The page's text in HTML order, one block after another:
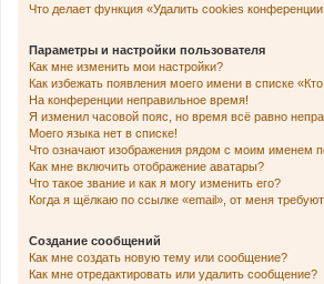
Что делает функция «Удалить cookies
Параметры и настройки пользователя
Как мне изменить мои настройки?
Как избежать появления моего имени в списке
На конференции неправильное время!
Я изменил часовой пояс, но время всё равно
Моего языка нет в списке!
Что означают изображения рядом с моим именем
Как мне включить отображение аватары?
Что такое звание и как я могу изменить его?
Когда я щёлкаю по ссылке «email», от меня
Создание сообщений
Как мне создать новую тему или сообщение?
Как мне отредактировать или удалить сообщение?